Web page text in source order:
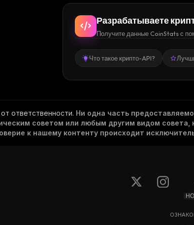
Разрабатываете
Получите данные CoinStats с
Что такое крипто-API?
ответственности. Ни одна часть
советом или любым другим видом
к нашему контенту происходит